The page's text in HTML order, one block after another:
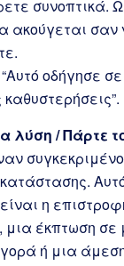
συνοπτικά.
ακούγεται σαν
οδήγησε
λύση / Πάρτε
η
έκπτωση σε
ή μια